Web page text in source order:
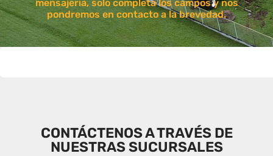
mensajeria, solo completa los campos y nos
pondremos en contacto a la brevedad.
CONTÁCTENOS A TRAVÉS DE
NUESTRAS SUCURSALES